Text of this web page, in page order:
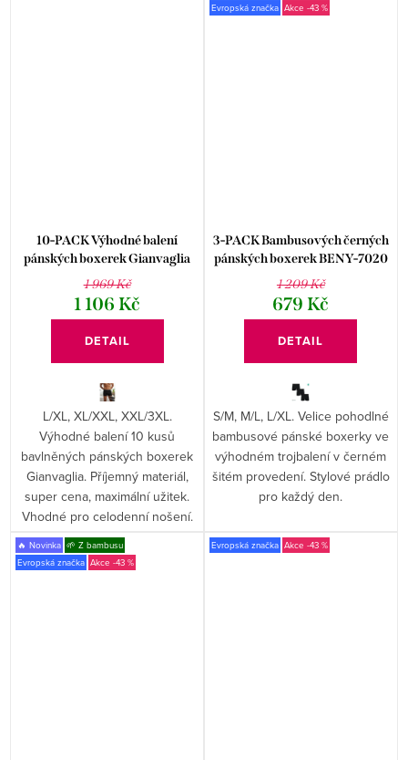
10-PACK Výhodné balení
pánských boxerek Gianvaglia
023
1 969 Kč
1 106 Kč
DETAIL
L/XL, XL/XXL, XXL/3XL.
Výhodné balení 10 kusů
bavlněných pánských boxerek
Gianvaglia. Příjemný materiál,
super cena, maximální užitek.
Vhodné pro celodenní nošení.
Evropská značka
-43 %
3-PACK Bambusových černých
pánských boxerek BENY-7020
1 209 Kč
679 Kč
DETAIL
S/M, M/L, L/XL. Velice pohodlné
bambusové pánské boxerky ve
výhodném trojbalení v černém
šitém provedení. Stylové prádlo
pro každý den.
🔥 Novinka 🌱 Z bambusu
Evropská značka
-43 %
Evropská značka -43 %